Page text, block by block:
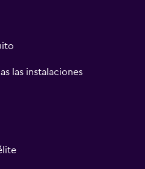
las instalaciones